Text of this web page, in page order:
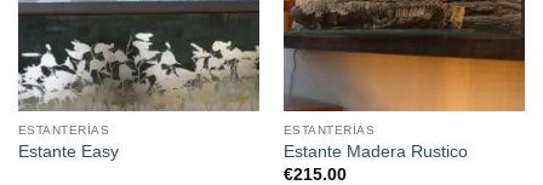
ESTANTERÍAS
Estante Easy
ESTANTERÍAS
Estante Madera Rustico
€215.00